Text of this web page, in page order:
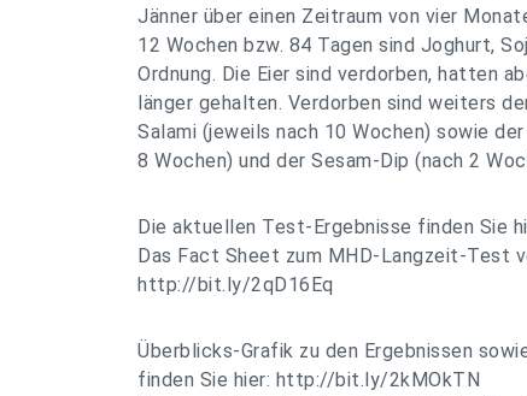
Jänner über einen Zeitraum von vier
12 Wochen bzw. 84 Tagen sind Joghurt,
Ordnung. Die Eier sind verdorben, hatten
länger gehalten. Verdorben sind weiters
Salami (jeweils nach 10 Wochen) sowie
8 Wochen) und der Sesam-Dip (nach 2
Die aktuellen Test-Ergebnisse finden Sie
Das Fact Sheet zum MHD-Langzeit-Test
http://bit.ly/2qD16Eq
Überblicks-Grafik zu den Ergebnissen
finden Sie hier: http://bit.ly/2kMOkTN